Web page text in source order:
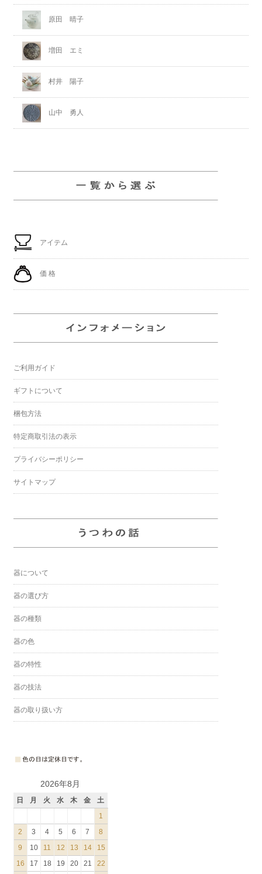
原田 晴子
増田 エミ
村井 陽子
山中 勇人
アイテム
価 格
ご利用ガイド
ギフトについて
梱包方法
特定商取引法の表示
プライバシーポリシー
サイトマップ
器について
器の選び方
器の種類
器の色
器の特性
器の技法
器の取り扱い方
2026年8月
日 月 火 水 木 金
土
1
2
3 4 5 6 7
8
9
10 11 12 13 14
15
16
17 18 19 20 21
22